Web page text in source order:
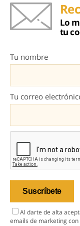
Lo
tu
Tu nombre
Tu correo
Al darte de alta
emails de marketing